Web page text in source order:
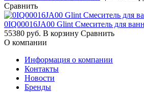
Сравнить
0IQ00016JA00 Glint Смеситель для
55380 руб. В корзину Сравнить
О компании
Информация о компании
Контакты
Новости
Бренды